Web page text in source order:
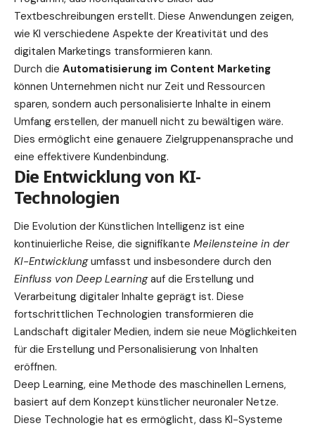
Textbeschreibungen erstellt. Diese Anwendungen zeigen,
wie KI verschiedene Aspekte der Kreativität und des
digitalen Marketings transformieren kann.
Durch die Automatisierung im Content Marketing
können Unternehmen nicht nur Zeit und Ressourcen
sparen, sondern auch personalisierte Inhalte in einem
Umfang erstellen, der manuell nicht zu bewältigen wäre.
Dies ermöglicht eine genauere Zielgruppenansprache und
eine effektivere Kundenbindung.
Die Entwicklung von KI-
Technologien
Die Evolution der Künstlichen Intelligenz ist eine
kontinuierliche Reise, die signifikante Meilensteine in der
KI-Entwicklungumfasst und insbesondere durch den
Einfluss von Deep Learningauf die Erstellung und
Verarbeitung digitaler Inhalte geprägt ist. Diese
fortschrittlichen Technologien transformieren die
Landschaft digitaler Medien, indem sie neue Möglichkeiten
für die Erstellung und Personalisierung von Inhalten
eröffnen.
Deep Learning, eine Methode des maschinellen Lernens,
basiert auf dem Konzept künstlicher neuronaler Netze.
Diese Technologie hat es ermöglicht, dass KI-Systeme